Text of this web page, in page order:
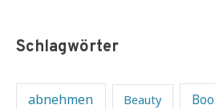
Schlagwörter
abnehmen Beauty